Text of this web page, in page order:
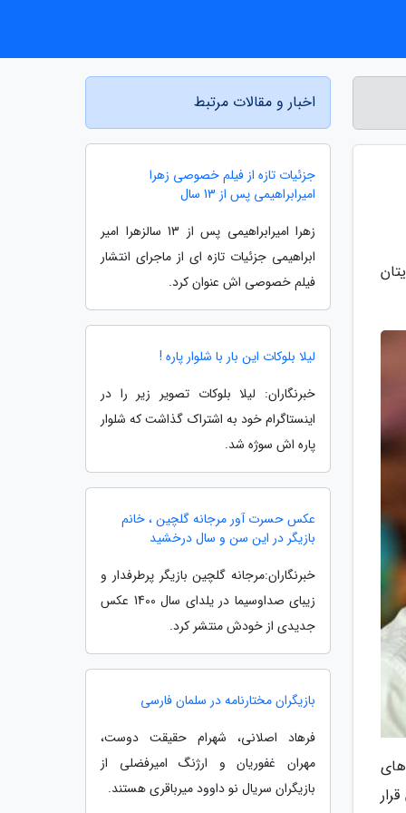
اخبار و مقالات مرتبط
جزئیات تازه از فیلم خصوصی زهرا
امیرابراهیمی پس از 13 سال
زهرا امیرابراهیمی پس از 13 سالزهرا امیر
ابراهیمی جزئیات تازه ای از ماجرای انتشار
فیلم خصوصی اش عنوان کرد.
لیلا بلوکات این بار با شلوار پاره !
خبرنگاران: لیلا بلوکات تصویر زیر را در
اینستاگرام خود به اشتراک گذاشت که شلوار
پاره اش سوژه شد.
عکس حسرت آور مرجانه گلچین ، خانم
بازیگر در این سن و سال درخشید
خبرنگاران:مرجانه گلچین بازیگر پرطرفدار و
زیبای صداوسیما در یلدای سال 1400 عکس
جدیدی از خودش منتشر کرد.
بازیگران مختارنامه در سلمان فارسی
فرهاد اصلانی، شهرام حقیقت دوست،
مهران غفوریان و ارژنگ امیرفضلی از
بازیگران سریال نو داوود میرباقری هستند.